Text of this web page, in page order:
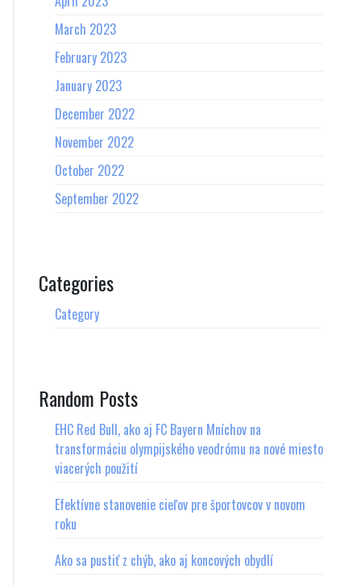
March 2023
February 2023
January 2023
December 2022
November 2022
October 2022
September 2022
Categories
Category
Random Posts
EHC Red Bull, ako aj FC Bayern Mníchov na
transformáciu olympijského veodrómu na nové miesto
viacerých použití
Efektívne stanovenie cieľov pre športovcov v novom
roku
Ako sa pustiť z chýb, ako aj koncových obydlí